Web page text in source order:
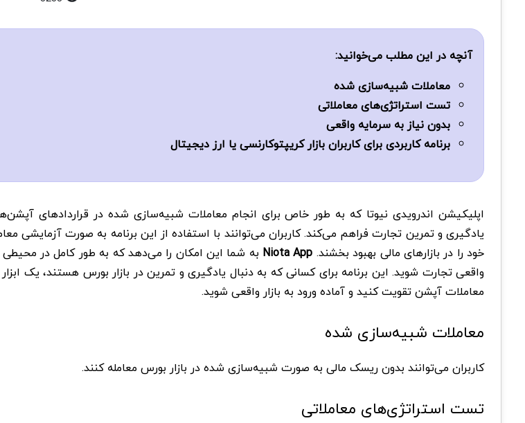
آنچه در این مطلب می‌خوانید:
معاملات شبیه‌سازی شده
تست استراتژی‌های معاملاتی
بدون نیاز به سرمایه واقعی
برنامه کاربردی برای کاربران بازار کریپتوکارنسی یا ارز دیجیتال
یادگیری و تمرین تجارت فراهم می‌کند. کاربران می‌توانند با استفاده از این برنامه به صورت آزمایشی
خود را در بازارهای مالی بهبود بخشند. Niota App به شما این امکان را می‌دهد که به طور کامل در محیطی
واقعی تجارت شوید. این برنامه برای کسانی که به دنبال یادگیری و تمرین در بازار بورس هستند، یک
معاملات آپشن تقویت کنید و آماده ورود به بازار واقعی شوید.
معاملات شبیه‌سازی شده
کاربران می‌توانند بدون ریسک مالی به صورت شبیه‌سازی شده در بازار بورس معامله کنند.
تست استراتژی‌های معاملاتی